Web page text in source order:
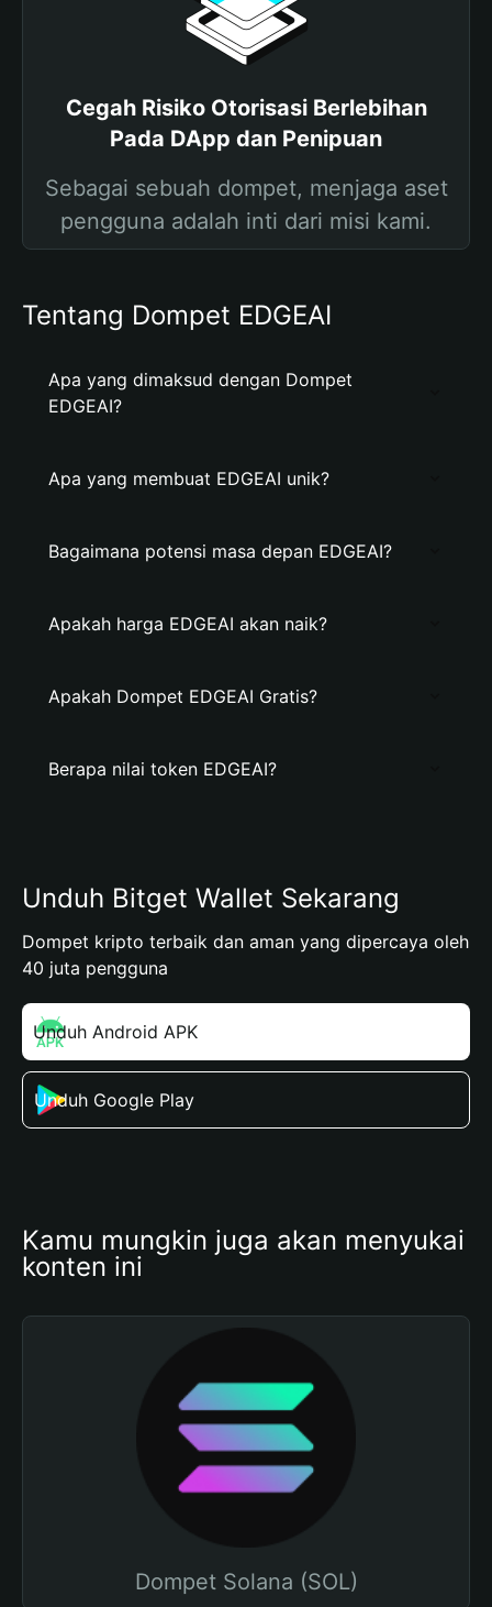
Cegah Risiko Otorisasi Berlebihan
Pada DApp dan Penipuan
Sebagai sebuah dompet, menjaga aset
pengguna adalah inti dari misi kami.
Tentang Dompet EDGEAI
Apa yang dimaksud dengan Dompet
EDGEAI?
Apa yang membuat EDGEAI unik?
Bagaimana potensi masa depan EDGEAI?
Apakah harga EDGEAI akan naik?
Apakah Dompet EDGEAI Gratis?
Berapa nilai token EDGEAI?
Unduh Bitget Wallet Sekarang
Dompet kripto terbaik dan aman yang dipercaya oleh
40 juta pengguna
Unduh Android APK
Unduh Google Play
Kamu mungkin juga akan menyukai
konten ini
Dompet Solana (SOL)